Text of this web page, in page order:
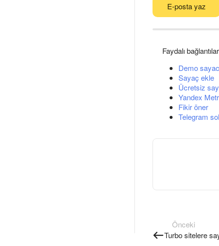
E-posta yaz
Faydalı bağlantılar
Demo
Sayaç ekle
Ücretsiz
Yandex
Fikir öner
Telegram
Önceki
Turbo sitelere